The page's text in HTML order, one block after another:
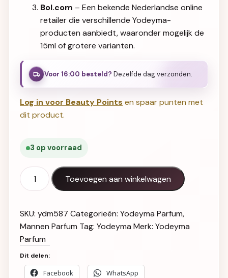
Bol.com – Een bekende Nederlandse online
retailer die verschillende Yodeyma-
producten aanbiedt, waaronder mogelijk de
15ml of grotere varianten.
Voor 16:00 besteld? Dezelfde dag verzonden.
Log in voor Beauty Points en spaar punten met
dit product.
3 op voorraad
Yodeyma Oud Gem 15ml aantal
Toevoegen aan winkelwagen
SKU: ydm587 Categorieën: Yodeyma Parfum,
Mannen Parfum Tag: YodeymaMerk: Yodeyma
Parfum
Dit delen:
Facebook WhatsApp